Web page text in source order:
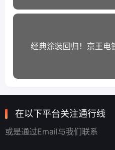
经典涂装回归！京王
在以下平台关注通行线
或是通过Email与我们联系